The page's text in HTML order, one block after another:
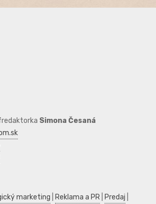
Simona Česaná
marketing Reklama a PR Predaj